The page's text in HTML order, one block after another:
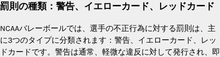
罰則の種類：警告、イエローカード、レッドカード
NCAAバレーボールでは、選手の不正行為に対する罰則は、主
に3つのタイプに分類されます：警告、イエローカード、レッ
ドカードです。警告は通常、軽微な違反に対して発行され、即